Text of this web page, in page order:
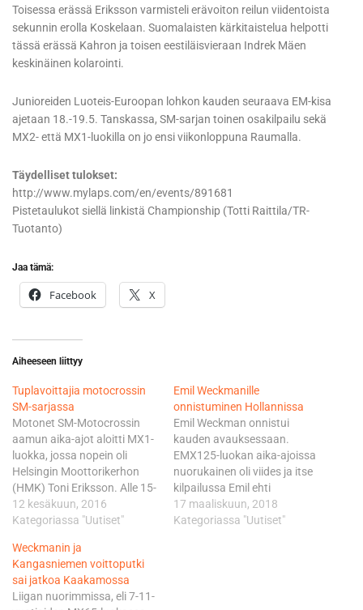
Toisessa erässä Eriksson varmisteli erävoiton reilun viidentoista
sekunnin erolla Koskelaan. Suomalaisten kärkitaistelua helpotti
tässä erässä Kahron ja toisen eestiläisvieraan Indrek Mäen
keskinäinen kolarointi.
Junioreiden Luoteis-Euroopan lohkon kauden seuraava EM-kisa
ajetaan 18.-19.5. Tanskassa, SM-sarjan toinen osakilpailu sekä
MX2- että MX1-luokilla on jo ensi viikonloppuna Raumalla.
Täydelliset tulokset:
http://www.mylaps.com/en/events/891681
Pistetaulukot siellä linkistä Championship (Totti Raittila/TR-
Tuotanto)
Jaa tämä:
Facebook X
Aiheeseen liittyy
Tuplavoittajia motocrossin
SM-sarjassa
Motonet SM-Motocrossin
aamun aika-ajot aloitti MX1-
luokka, jossa nopein oli
Helsingin Moottorikerhon
(HMK) Toni Eriksson. Alle 15-
vuotiaiden MXC/A-luokassa
kovinta kyytiä piti yllä Sipoon
Weckman. Ajojärjestyksessä
kolmantena olleen MX2-
luokan nopein oli Orimattilan
Moottorikerhon Juuso
12 kesäkuun, 2016
Kategoriassa "Uutiset"
Emil Weckmanille
onnistuminen Hollannissa
Emil Weckman onnistui
kauden avauksessaan.
EMX125-luokan aika-ajoissa
nuorukainen oli viides ja itse
kilpailussa Emil ehti
ruutulipulle toisena, ajaen
kilpailun nopeimman
17 maaliskuun, 2018
Kategoriassa "Uutiset"
Weckmanin ja
Kangasniemen voittoputki
sai jatkoa Kaakamossa
Liigan nuorimmissa, eli 7-11-